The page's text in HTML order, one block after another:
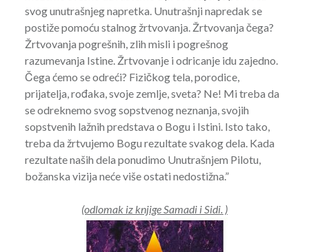
svog unutrašnjeg napretka. Unutrašnji napredak se
postiže pomoću stalnog žrtvovanja. Žrtvovanja čega?
Žrtvovanja pogrešnih, zlih misli i pogrešnog
razumevanja Istine. Žrtvovanje i odricanje idu zajedno.
Čega ćemo se odreći? Fizičkog tela, porodice,
prijatelja, rođaka, svoje zemlje, sveta? Ne! Mi treba da
se odreknemo svog sopstvenog neznanja, svojih
sopstvenih lažnih predstava o Bogu i Istini. Isto tako,
treba da žrtvujemo Bogu rezultate svakog dela. Kada
rezultate naših dela ponudimo Unutrašnjem Pilotu,
božanska vizija neće više ostati nedostižna.”
(odlomak iz knjige Samadi i Sidi. )